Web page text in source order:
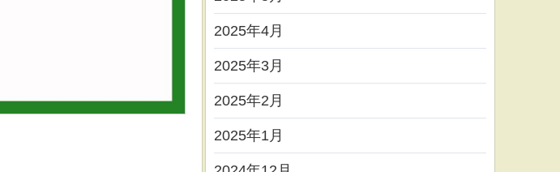
2025年4月
2025年3月
2025年2月
2025年1月